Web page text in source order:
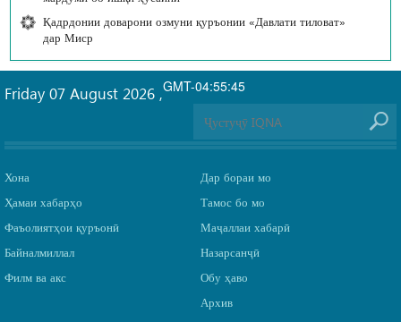
Қадрдонии доварони озмуни қуръонии «Давлати тиловат»
дар Миср
GMT-04:55:45
Friday 07 August 2026 ,
Хона
Ҳамаи хабарҳо
Фаъолиятҳои қуръонӣ
Байналмиллал
Филм ва акс
Дар бораи мо
Тамос бо мо
Маҷаллаи хабарӣ
Назарсанҷӣ
Обу ҳаво
Архив